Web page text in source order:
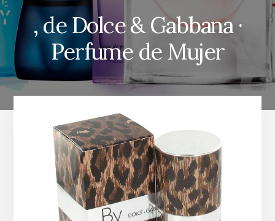
, de Dolce & Gabbana ·
Perfume de Mujer